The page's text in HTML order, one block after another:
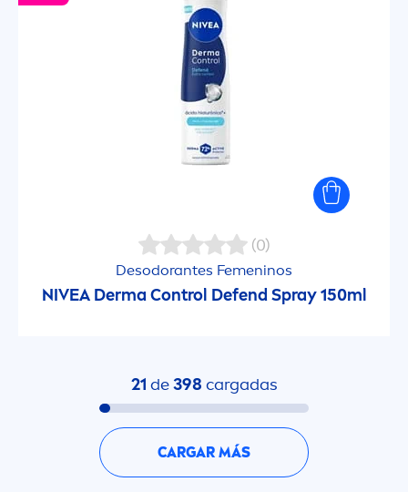
(0)
Desodorantes Femeninos
NIVEADerma Control Defend Spray 150ml
21 de398 cargadas
CARGAR MÁS